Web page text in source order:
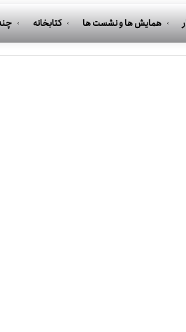
همایش ها و نشست ها کتابخانه